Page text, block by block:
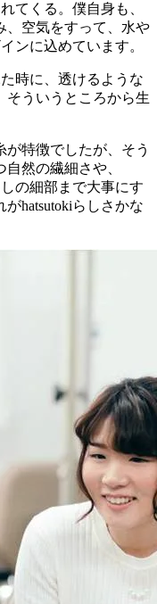
てくる。僕自身も、
、空気をすって、水や
ンに込めています。
時に、透けるような
そういうところから生
が特徴でしたが、そう
然の繊細さや、
の細部まで大事にす
hatsutokiらしさかな